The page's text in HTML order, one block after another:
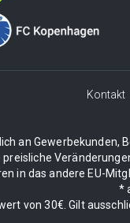
Kontakt
an
in das andere EU-
*
von 30€. Gilt